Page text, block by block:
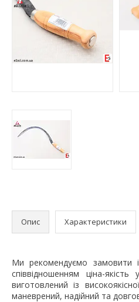
Опис Характеристики
Ми рекомендуємо замовити
співвідношенням ціна-
виготовлений із
маневрений, надійний та